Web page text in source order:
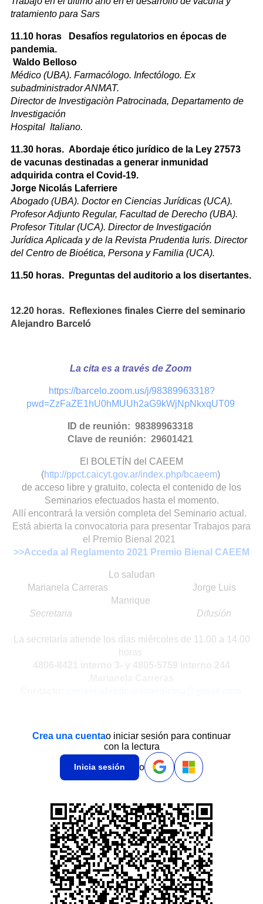
tratamiento para Sars
11.10 horas Desafíos regulatorios en épocas de
pandemia.
Waldo Belloso
Médico (UBA). Farmacólogo. Infectólogo. Ex
subadministrador ANMAT.
Director de Investigaciòn Patrocinada, Departamento de
Investigación
Hospital Italiano.
11.30 horas. Abordaje ético jurídico de la Ley 27573
de vacunas destinadas a generar inmunidad
adquirida contra el Covid-19.
Jorge Nicolás Laferriere
Abogado (UBA). Doctor en Ciencias Jurídicas (UCA).
Profesor Adjunto Regular, Facultad de Derecho (UBA).
Profesor Titular (UCA). Director de Investigación
Jurídica Aplicada y de la Revista Prudentia Iuris. Director
del Centro de Bioética, Persona y Familia (UCA).
11.50 horas. Preguntas del auditorio a los disertantes.
12.20 horas. Reflexiones finales Cierre del seminario
Alejandro Barceló
La cita es a través de Zoom
https://barcelo.zoom.us/j/98389963318?
pwd=ZzFaZE1hU0hMUUh2aG9kWjNpNkxqUT09
ID de reunión: 98389963318
Clave de reunión: 29601421
El BOLETÍN del CAEEM
(http://ppct.caicyt.gov.ar/index.php/bcaeem)
de acceso libre y gratuito, colecta el contenido de los
Seminarios efectuados hasta el momento.
Allí encontrará la versión completa del Seminario actual.
Está abierta la convocatoria para presentar Trabajos para
el Premio Bienal 2021
>>Acceda al Reglamento 2021 Premio Bienal CAEEM
Lo saludan
Marianela Carreras Jorge Luis
Manrique
Secretaria Difusión
La secretaría atiende los días miércoles de 11.00 a 14.00
horas
Crea una cuentao iniciar sesión para continuar
con la lectura
Inicia sesión o